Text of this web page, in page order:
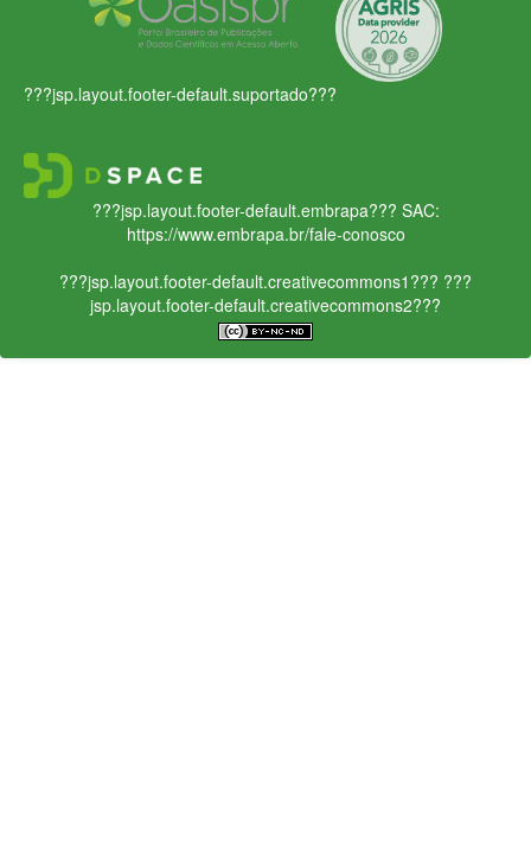
???jsp.layout.footer-default.suportado???
???jsp.layout.footer-default.embrapa??? SAC:
https://www.embrapa.br/fale-conosco
???jsp.layout.footer-default.creativecommons1??? ???
jsp.layout.footer-default.creativecommons2???